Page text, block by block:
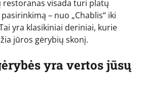
restoranas visada turi platų
– nuo „Chablis“ iki
yra klasikiniai deriniai, kurie
jūros gėrybių skonį.
yra vertos jūsų